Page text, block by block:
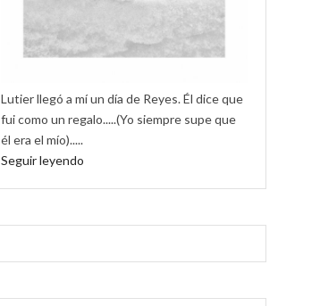
Lutier llegó a mí un día de Reyes. Él dice que
fui como un regalo.....(Yo siempre supe que
él era el mío).....
Seguir leyendo